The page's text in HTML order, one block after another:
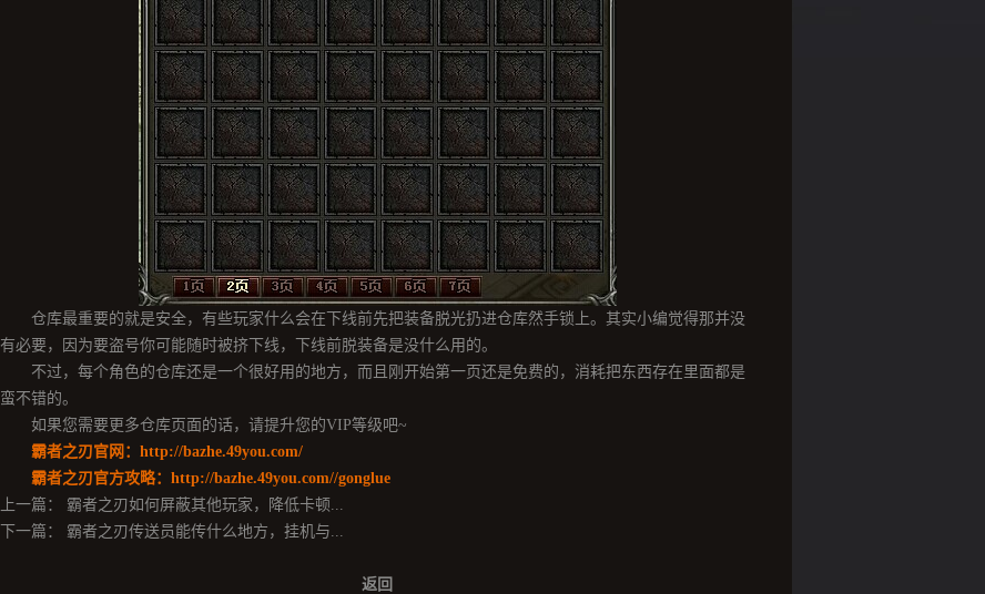
仓库最重要的就是安全，有些玩家什么会在下线前先把装备脱光扔进仓库然手锁上。其实小编觉得那并没
有必要，因为要盗号你可能随时被挤下线，下线前脱装备是没什么用的。
不过，每个角色的仓库还是一个很好用的地方，而且刚开始第一页还是免费的，消耗把东西存在里面都是
蛮不错的。
如果您需要更多仓库页面的话，请提升您的VIP等级吧~
霸者之刃官网： http://bazhe.49you.com/
霸者之刃官方攻略： http://bazhe.49you.com//gonglue
上一篇：
霸者之刃如何屏蔽其他玩家，降低卡顿...
下一篇：
霸者之刃传送员能传什么地方，挂机与...
返回